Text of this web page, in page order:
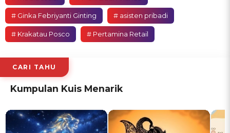
# Ginka Febriyanti Ginting # asisten pribadi
# Krakatau Posco # Pertamina Retail
CARI TAHU
Kumpulan Kuis Menarik